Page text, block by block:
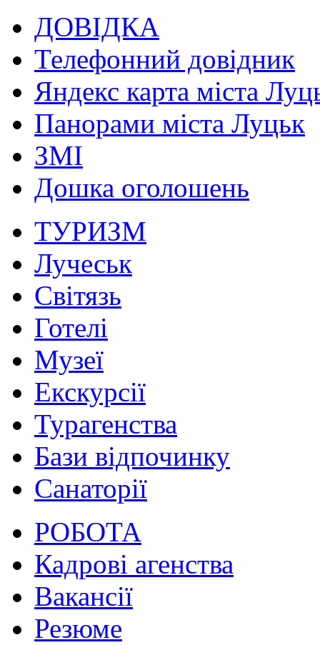
ДОВІДКА
Телефонний довідник
Яндекс карта міста
Панорами міста Луцьк
ЗМІ
Дошка оголошень
ТУРИЗМ
Лучеськ
Світязь
Готелі
Музеї
Екскурсії
Турагенства
Бази відпочинку
Санаторії
РОБОТА
Кадрові агенства
Вакансії
Резюме